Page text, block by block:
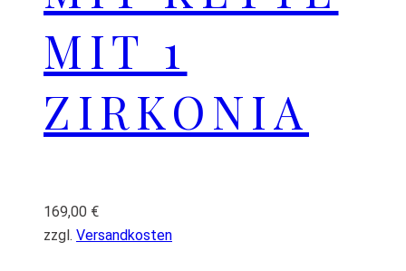
MIT 1
ZIRKONIA
169,00 €
zzgl. Versandkosten